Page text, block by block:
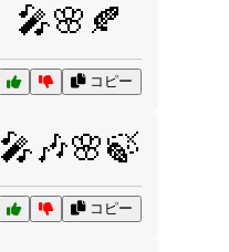
🎤🌸🍂
コピー
🎤🎶🌸🍃
コピー